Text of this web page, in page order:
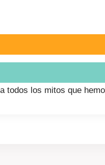
todos los mitos que